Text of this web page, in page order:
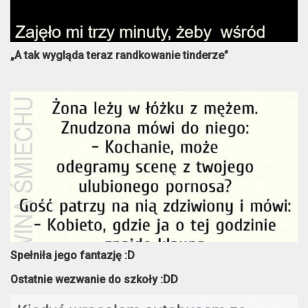
„A tak wygląda teraz randkowanie tinderze”
Spełniła jego fantazję :D
Ostatnie wezwanie do szkoły :DD